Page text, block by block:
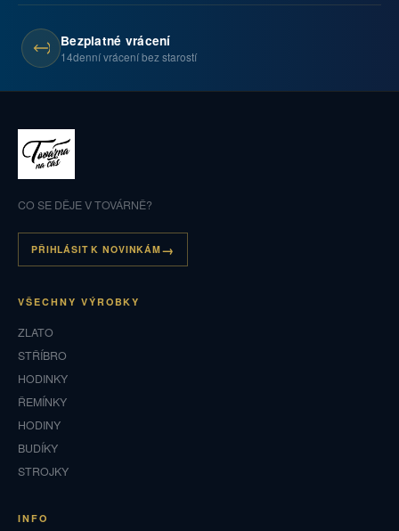
Bezplatné vrácení
14denní vrácení bez starostí
CO SE DĚJE V TOVÁRNĚ?
PŘIHLÁSIT K NOVINKÁM
VŠECHNY VÝROBKY
ZLATO
STŘÍBRO
HODINKY
ŘEMÍNKY
HODINY
BUDÍKY
STROJKY
INFO